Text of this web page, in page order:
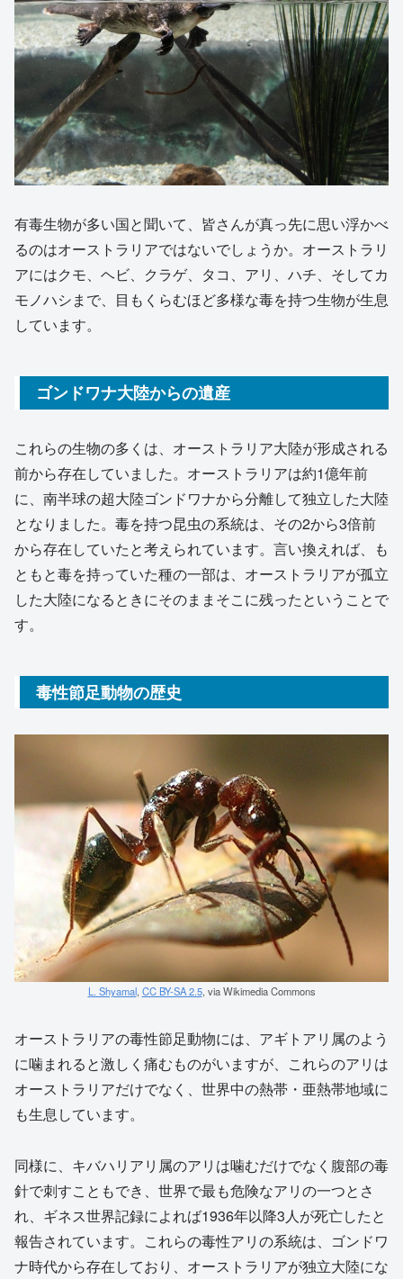
有毒生物が多い国と聞いて、皆さんが真っ先に思い浮かべ
るのはオーストラリアではないでしょうか。オーストラリ
アにはクモ、ヘビ、クラゲ、タコ、アリ、ハチ、そしてカ
モノハシまで、目もくらむほど多様な毒を持つ生物が生息
しています。
ゴンドワナ大陸からの遺産
これらの生物の多くは、オーストラリア大陸が形成される
前から存在していました。オーストラリアは約1億年前
に、南半球の超大陸ゴンドワナから分離して独立した大陸
となりました。毒を持つ昆虫の系統は、その2から3倍前
から存在していたと考えられています。言い換えれば、も
ともと毒を持っていた種の一部は、オーストラリアが孤立
した大陸になるときにそのままそこに残ったということで
す。
毒性節足動物の歴史
L. Shyamal,CC BY-SA 2.5, via Wikimedia Commons
オーストラリアの毒性節足動物には、アギトアリ属のよう
に噛まれると激しく痛むものがいますが、これらのアリは
オーストラリアだけでなく、世界中の熱帯・亜熱帯地域に
も生息しています。
同様に、キバハリアリ属のアリは噛むだけでなく腹部の毒
針で刺すこともでき、世界で最も危険なアリの一つとさ
れ、ギネス世界記録によれば1936年以降3人が死亡したと
報告されています。これらの毒性アリの系統は、ゴンドワ
ナ時代から存在しており、オーストラリアが独立大陸にな